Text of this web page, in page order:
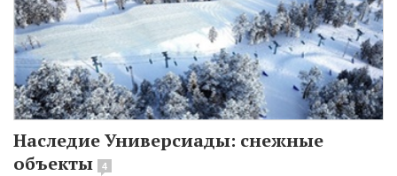
Наследие Универсиады: снежные
объекты
4